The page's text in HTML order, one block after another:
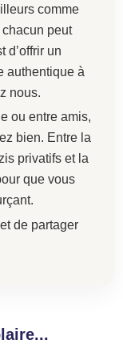
comme
peut
d’offrir un
authentique à
nous.
ou entre amis,
bien. Entre la
privatifs et la
que vous
de partager